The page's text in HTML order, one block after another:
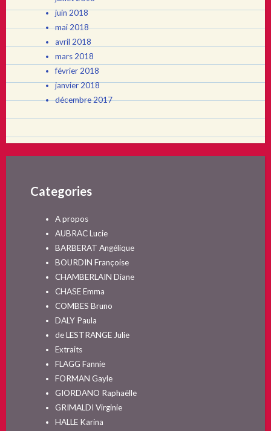
juin 2018
mai 2018
avril 2018
mars 2018
février 2018
janvier 2018
décembre 2017
Categories
A propos
AUBRAC Lucie
BARBERAT Angélique
BOURDIN Françoise
CHAMBERLAIN Diane
CHASE Emma
COMBES Bruno
DALY Paula
de LESTRANGE Julie
Extraits
FLAGG Fannie
FORMAN Gayle
GIORDANO Raphaëlle
GRIMALDI Virginie
HALLE Karina